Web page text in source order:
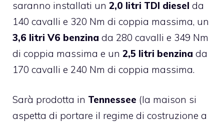
saranno installati un 2,0 litri TDI diesel da
140 cavalli e 320 Nm di coppia massima, un
3,6 litri V6 benzina da 280 cavalli e 349 Nm
di coppia massima e un 2,5 litri benzina da
170 cavalli e 240 Nm di coppia massima.
Sarà prodotta in Tennessee (la maison si
aspetta di portare il regime di costruzione a